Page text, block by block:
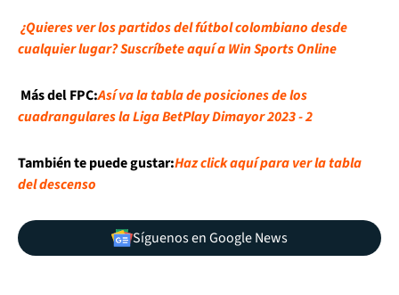
¿Quieres ver los partidos del fútbol colombiano desde
cualquier lugar? Suscríbete aquí a Win Sports Online
Más del FPC:Así va la tabla de posiciones de los
cuadrangulares la Liga BetPlay Dimayor 2023 - 2
También te puede gustar:Haz click aquí para ver la tabla
del descenso
Síguenos en Google News